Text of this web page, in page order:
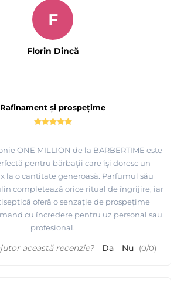
Rafinament și prospețime
ONE MILLION de la BARBERTIME este
pentru bărbații care își doresc un
la o cantitate generoasă. Parfumul său
completează orice ritual de îngrijire, iar
oferă o senzație de prospețime
cu încredere pentru uz personal sau
profesional.
F
Florin Dincă
această recenzie? Da Nu (0/0)